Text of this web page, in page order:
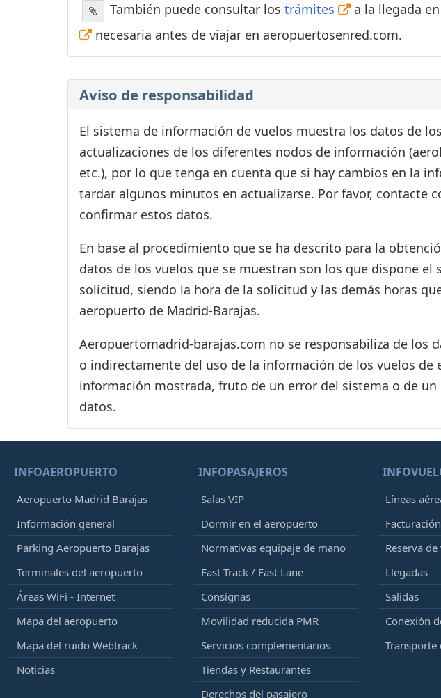
También puede consultar los trámites a la llegada
necesaria antes de viajar en aeropuertosenred.com.
Aviso de responsabilidad
El sistema de información de vuelos muestra los datos de
actualizaciones de los diferentes nodos de información
etc.), por lo que tenga en cuenta que si hay cambios en la
tardar algunos minutos en actualizarse. Por favor, contacte
confirmar estos datos.
En base al procedimiento que se ha descrito para la
datos de los vuelos que se muestran son los que dispone el
solicitud, siendo la hora de la solicitud y las demás horas
aeropuerto de Madrid-Barajas.
Aeropuertomadrid-barajas.com no se responsabiliza de los
o indirectamente del uso de la información de los vuelos de
información mostrada, fruto de un error del sistema o de
datos.
INFOAEROPUERTO
Aeropuerto Madrid Barajas
Información general
Parking Aeropuerto Barajas
Terminales del aeropuerto
Áreas WiFi - Internet
Mapa del aeropuerto
Mapa del ruido Webtrack
Noticias
INFOPASAJEROS
Salas VIP
Dormir en el aeropuerto
Normativas equipaje de mano
Fast Track / Fast Lane
Consignas
Movilidad reducida PMR
Servicios complementarios
Tiendas y Restaurantes
Derechos del pasajero
Líneas
Reserva
Llegadas
Salidas
Conexión
Transporte